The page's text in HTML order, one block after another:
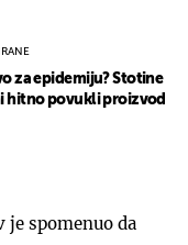
za epidemiju? Stotine
hitno povukli proizvod
spomenuo da